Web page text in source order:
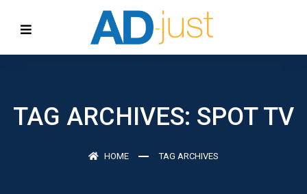
TAG ARCHIVES: SPOT TV
HOME TAG ARCHIVES